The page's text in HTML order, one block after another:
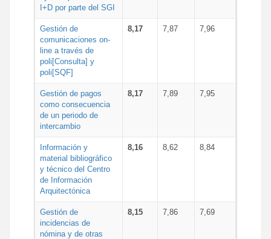
I+D por parte del SGI
Gestión de
comunicaciones on-
line a través de
poli[Consulta] y
poli[SQF]
8,17 7,87 7,96
Gestión de pagos
como consecuencia
de un periodo de
intercambio
8,17 7,89 7,95
Información y
material bibliográfico
y técnico del Centro
de Información
Arquitectónica
8,16 8,62 8,84
Gestión de
incidencias de
nómina y de otras
8,15 7,86 7,69